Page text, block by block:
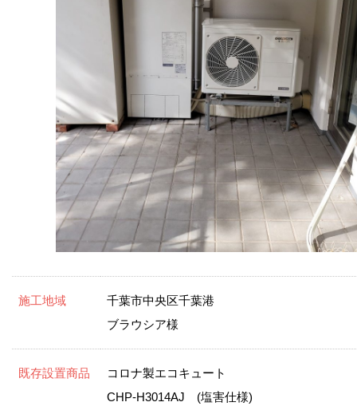
施工地域
千葉市中央区千葉港
ブラウシア様
既存設置商品
コロナ製エコキュート
CHP-H3014AJ (塩害仕様)